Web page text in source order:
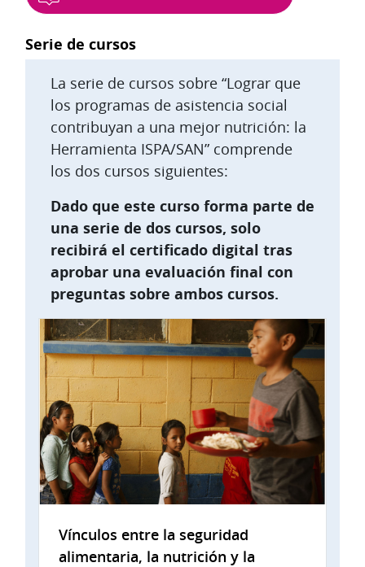
Bloques
Serie de cursos
La serie de cursos sobre “Lograr que
los programas de asistencia social
contribuyan a una mejor nutrición: la
Herramienta ISPA/SAN” comprende
los dos cursos siguientes:
Dado que este curso forma parte de
una serie de dos cursos, solo
recibirá el certificado digital tras
aprobar una evaluación final con
preguntas sobre ambos cursos.
Vínculos entre la seguridad
alimentaria, la nutrición y la